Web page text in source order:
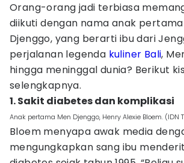
Orang-orang jadi terbiasa
diikuti dengan nama anak
Djenggo, yang berarti ibu dari
perjalanan legenda kuliner Bali,
hingga meninggal dunia? Berikut
selengkapnya.
1. Sakit diabetes dan komplikasi
Anak pertama Men Djenggo, Henry Alexie Bloem.
Bloem menyapa awak media
mengungkapkan sang ibu